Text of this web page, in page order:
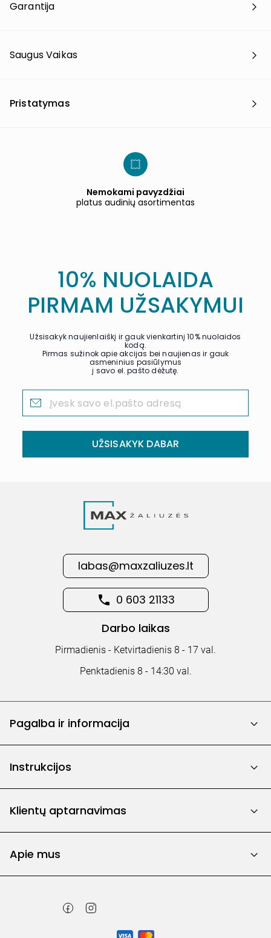
Garantija
Saugus Vaikas
Pristatymas
Nemokami pavyzdžiai
platus audinių asortimentas
10% NUOLAIDA
PIRMAM UŽSAKYMUI
Užsisakyk naujienlaiškį ir gauk vienkartinį 10% nuolaidos
kodą.
Pirmas sužinok apie akcijas bei naujienas ir gauk
asmeninius pasiūlymus
į savo el. pašto dėžutę.
UŽSISAKYK DABAR
labas@maxzaliuzes.lt
0 603 21133
Darbo laikas
Pirmadienis - Ketvirtadienis 8 - 17 val.
Penktadienis 8 - 14:30 val.
Pagalba ir informacija
Instrukcijos
Klientų aptarnavimas
Apie mus